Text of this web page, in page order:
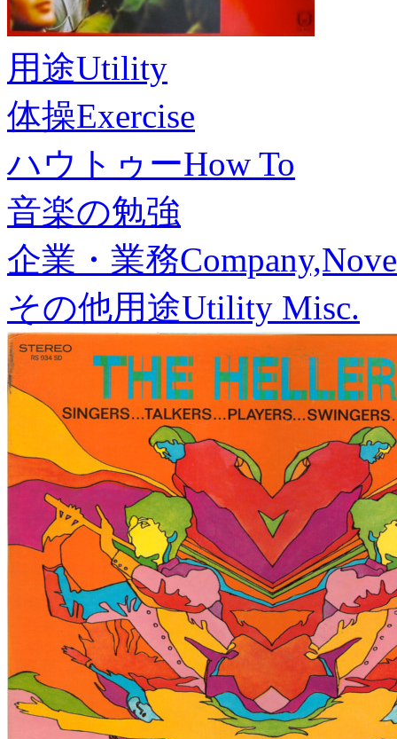
用途Utility
体操Exercise
ハウトゥーHow To
音楽の勉強
企業・業務
その他用途Utility Misc.